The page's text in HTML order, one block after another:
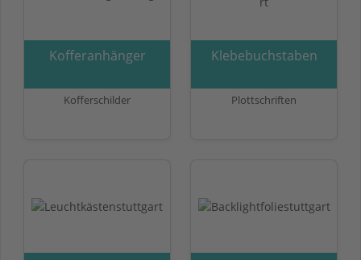
Kofferanhänger
Kofferschilder
Klebebuchstaben
Plottschriften